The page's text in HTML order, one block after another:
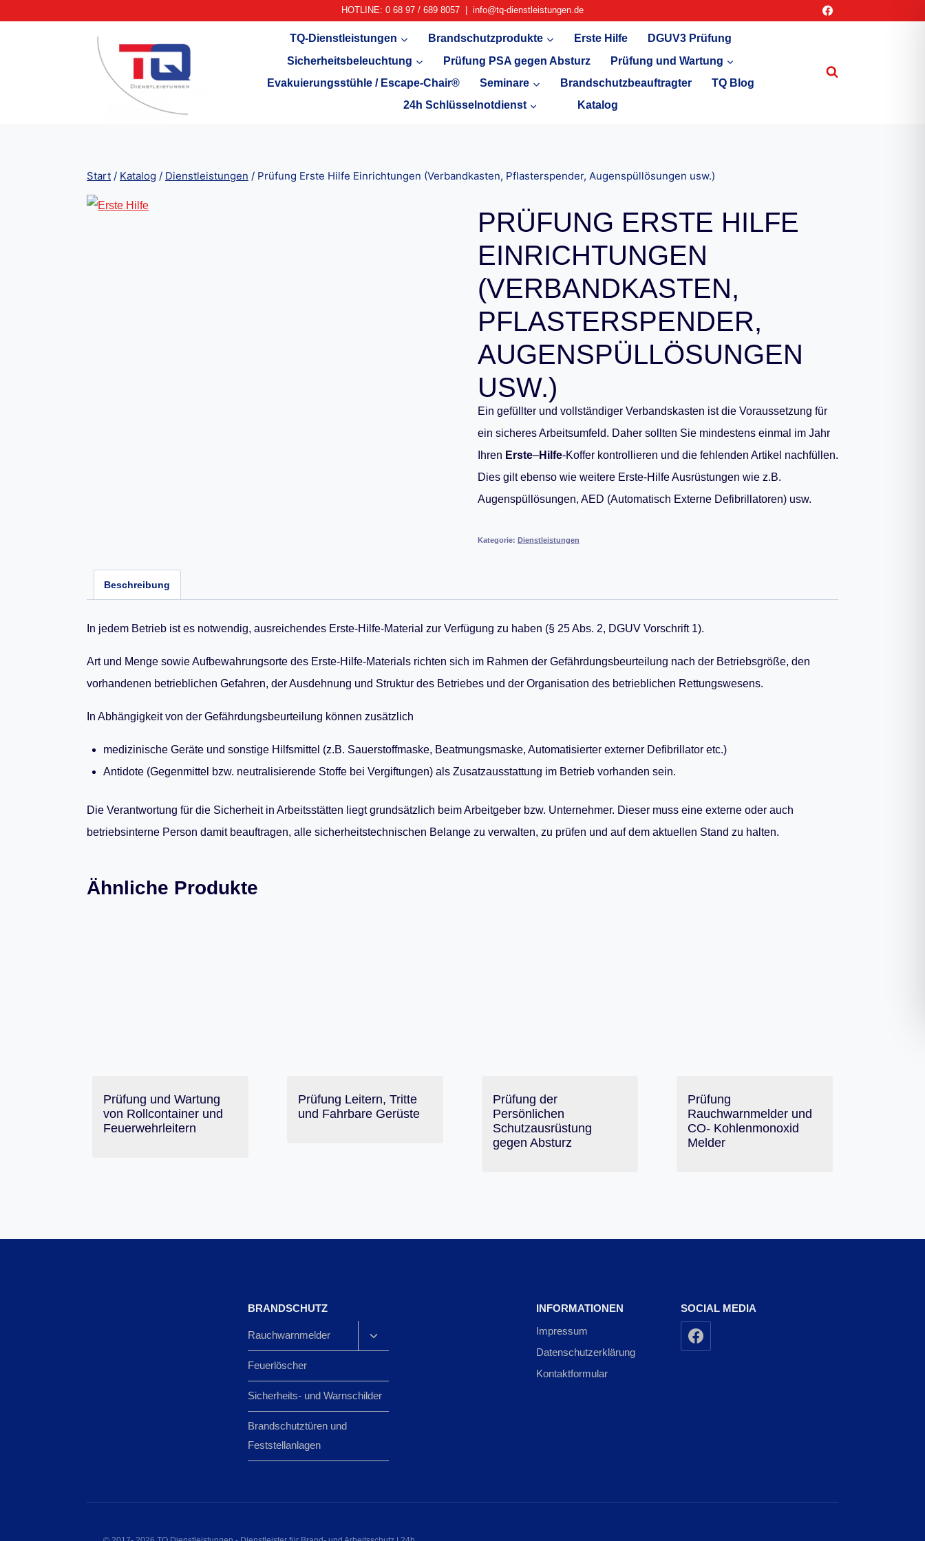
HOTLINE: 0 68 97 / 689 8057 | info@tq-dienstleistungen.de
TQ-Dienstleistungen Brandschutzprodukte Erste Hilfe
DGUV3 Prüfung
Sicherheitsbeleuchtung
Prüfung PSA gegen Absturz
Prüfung und Wartung
Evakuierungsstühle / Escape-Chair®
Seminare Brandschutzbeauftragter
TQ Blog
24h Schlüsselnotdienst
Katalog
Start / Katalog / Dienstleistungen / Prüfung Erste Hilfe Einrichtungen (Verbandkasten, Pflasterspender, Augenspüllösungen usw.)
PRÜFUNG ERSTE HILFE
EINRICHTUNGEN
(VERBANDKASTEN,
PFLASTERSPENDER,
AUGENSPÜLLÖSUNGEN
USW.)
Ein gefüllter und vollständiger Verbandskasten ist die Voraussetzung für
ein sicheres Arbeitsumfeld. Daher sollten Sie mindestens einmal im Jahr
Ihren Erste–Hilfe-Koffer kontrollieren und die fehlenden Artikel nachfüllen.
Dies gilt ebenso wie weitere Erste-Hilfe Ausrüstungen wie z.B.
Augenspüllösungen, AED (Automatisch Externe Defibrillatoren) usw.
Kategorie: Dienstleistungen
Beschreibung
In jedem Betrieb ist es notwendig, ausreichendes Erste-Hilfe-Material zur Verfügung zu haben (§ 25 Abs. 2, DGUV Vorschrift 1).
Art und Menge sowie Aufbewahrungsorte des Erste-Hilfe-Materials richten sich im Rahmen der Gefährdungsbeurteilung nach der Betriebsgröße, den
vorhandenen betrieblichen Gefahren, der Ausdehnung und Struktur des Betriebes und der Organisation des betrieblichen Rettungswesens.
In Abhängigkeit von der Gefährdungsbeurteilung können zusätzlich
medizinische Geräte und sonstige Hilfsmittel (z.B. Sauerstoffmaske, Beatmungsmaske, Automatisierter externer Defibrillator etc.)
Antidote (Gegenmittel bzw. neutralisierende Stoffe bei Vergiftungen) als Zusatzausstattung im Betrieb vorhanden sein.
Die Verantwortung für die Sicherheit in Arbeitsstätten liegt grundsätzlich beim Arbeitgeber bzw. Unternehmer. Dieser muss eine externe oder auch
betriebsinterne Person damit beauftragen, alle sicherheitstechnischen Belange zu verwalten, zu prüfen und auf dem aktuellen Stand zu halten.
Ähnliche Produkte
Prüfung und Wartung
von Rollcontainer und
Feuerwehrleitern
Prüfung Leitern, Tritte
und Fahrbare Gerüste
Prüfung der
Persönlichen
Schutzausrüstung
gegen Absturz
Prüfung
Rauchwarnmelder und
CO- Kohlenmonoxid
Melder
BRANDSCHUTZ
Rauchwarnmelder
Untermenü
umschalten
Feuerlöscher
Sicherheits- und Warnschilder
Brandschutztüren und
Feststellanlagen
INFORMATIONEN
Impressum
Datenschutzerklärung
Kontaktformular
SOCIAL MEDIA